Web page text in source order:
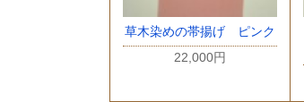
草木染めの帯揚げ ピンク
22,000円